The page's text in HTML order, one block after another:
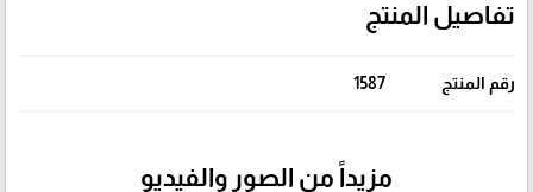
تفاصيل المنتج
رقم المنتج 1587
مزيداً من الصور والفيديو